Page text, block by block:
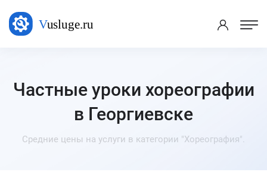
Частные уроки хореографии
в Георгиевске
Средние цены на услуги в категории "Хореография".